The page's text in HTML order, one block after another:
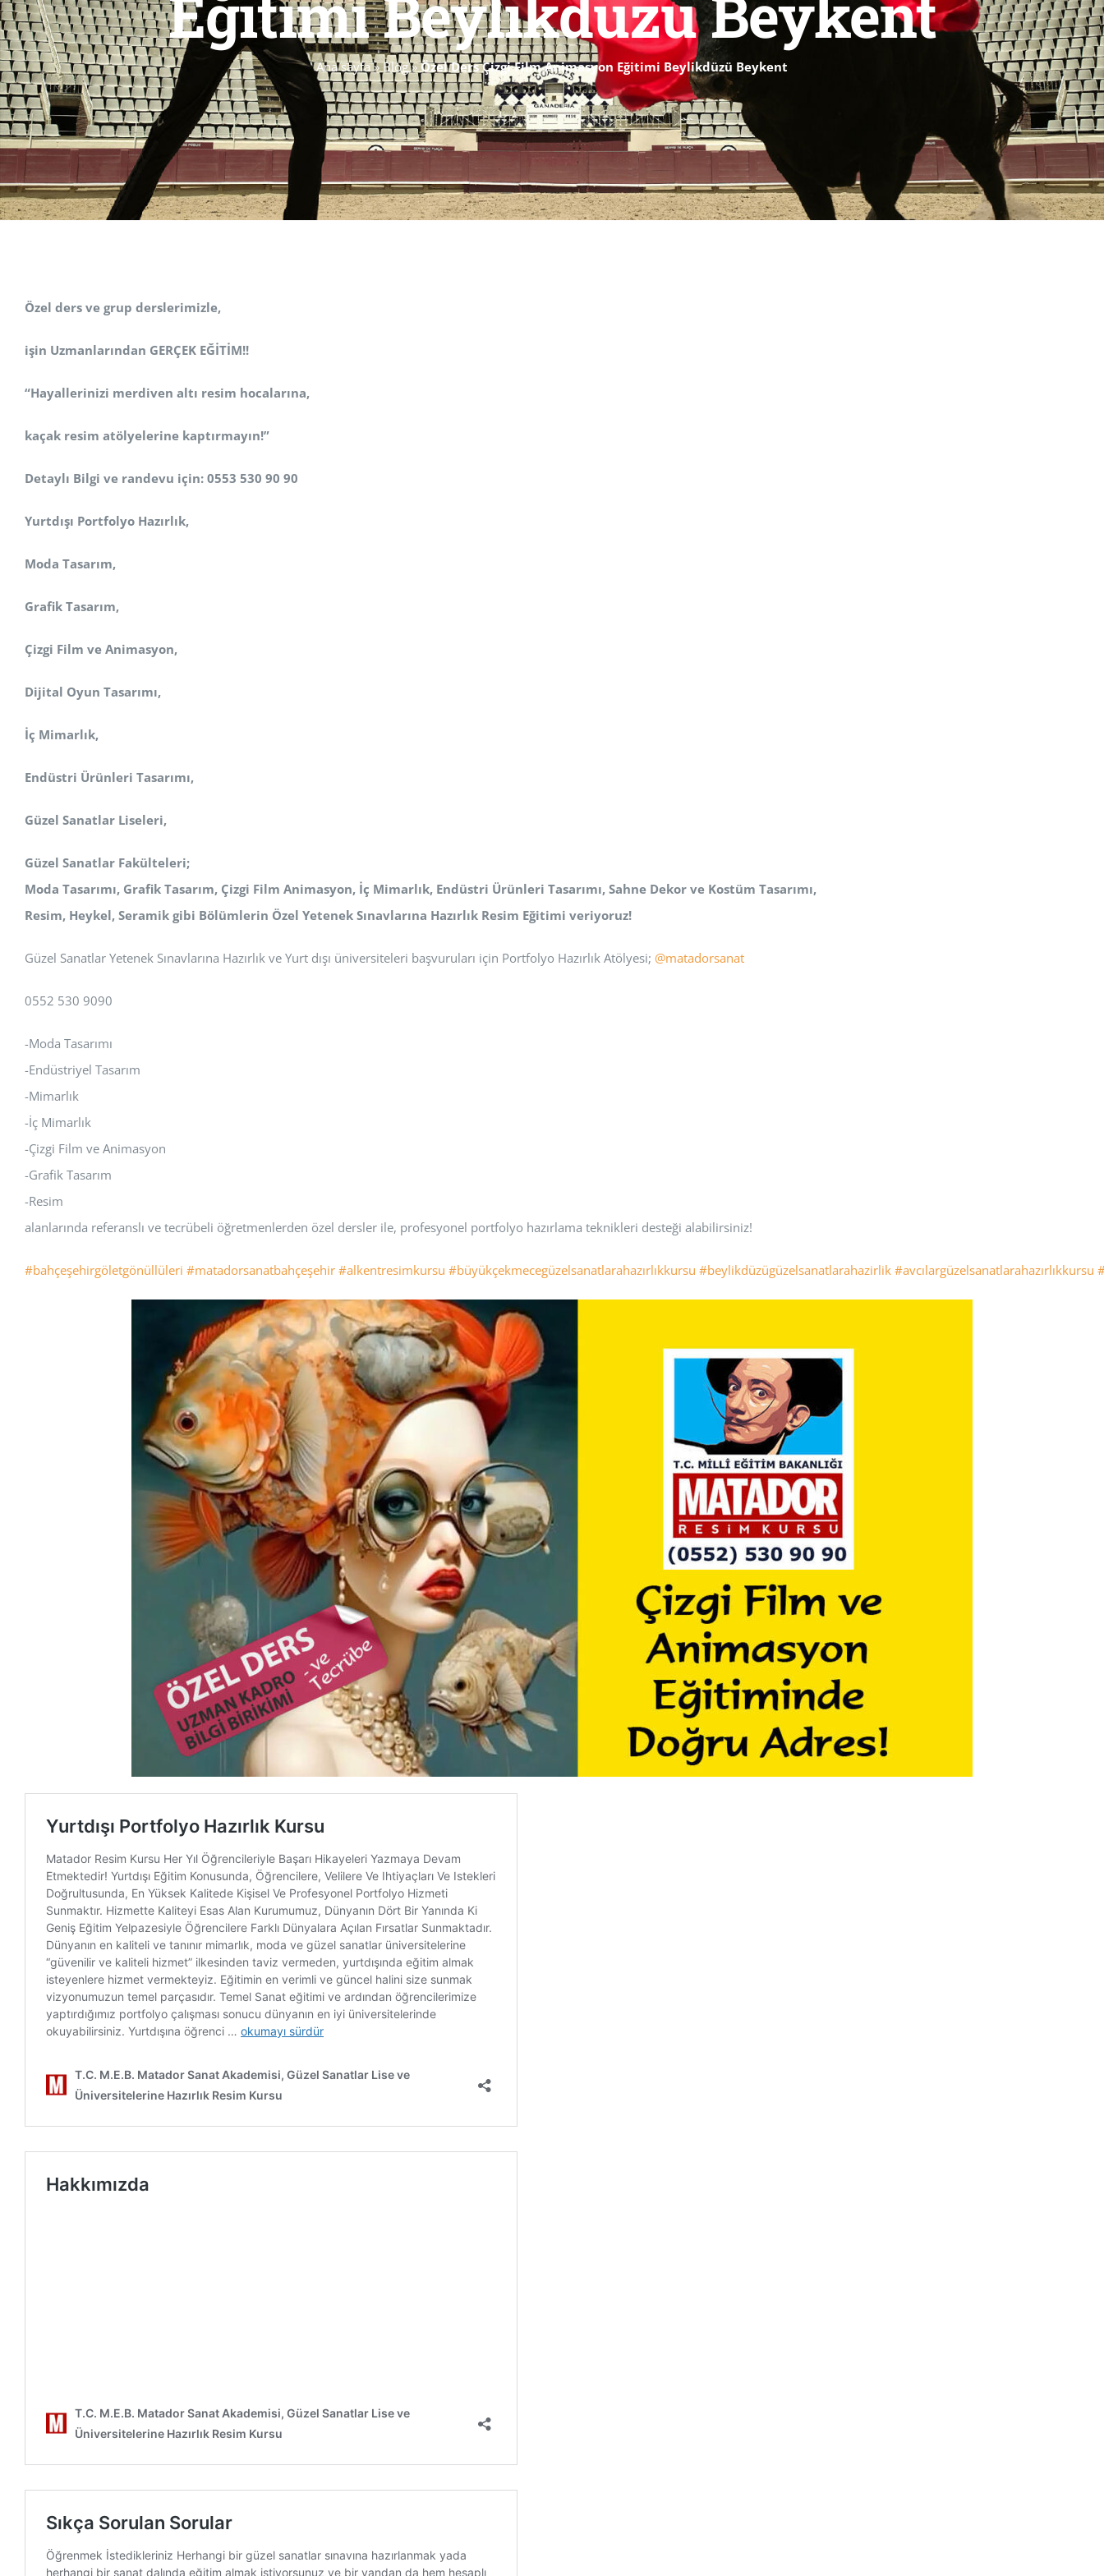
Ana sayfa»Blog»Özel Ders Çizgi Film Animasyon Eğitimi Beylikdüzü Beykent
Özel ders ve grup derslerimizle,
işin Uzmanlarından GERÇEK EĞİTİM!!
“Hayallerinizi merdiven altı resim hocalarına,
kaçak resim atölyelerine kaptırmayın!”
Detaylı Bilgi ve randevu için: 0553 530 90 90
Yurtdışı Portfolyo Hazırlık,
Moda Tasarım,
Grafik Tasarım,
Çizgi Film ve Animasyon,
Dijital Oyun Tasarımı,
İç Mimarlık,
Endüstri Ürünleri Tasarımı,
Güzel Sanatlar Liseleri,
Güzel Sanatlar Fakülteleri;
Moda Tasarımı, Grafik Tasarım, Çizgi Film Animasyon, İç Mimarlık, Endüstri Ürünleri Tasarımı, Sahne Dekor ve Kostüm Tasarımı,
Resim, Heykel, Seramik gibi Bölümlerin Özel Yetenek Sınavlarına Hazırlık Resim Eğitimi veriyoruz!
Güzel Sanatlar Yetenek Sınavlarına Hazırlık ve Yurt dışı üniversiteleri başvuruları için Portfolyo Hazırlık Atölyesi; @matadorsanat
0552 530 9090
-Moda Tasarımı
-Endüstriyel Tasarım
-Mimarlık
-İç Mimarlık
-Çizgi Film ve Animasyon
-Grafik Tasarım
-Resim
alanlarında referanslı ve tecrübeli öğretmenlerden özel dersler ile, profesyonel portfolyo hazırlama teknikleri desteği alabilirsiniz!
#bahçeşehirgöletgönüllüleri #matadorsanatbahçeşehir #alkentresimkursu #büyükçekmecegüzelsanatlarahazırlıkkursu #beylikdüzügüzelsanatlarahazirlik #avcılargüzelsanatlarahazırlıkkursu